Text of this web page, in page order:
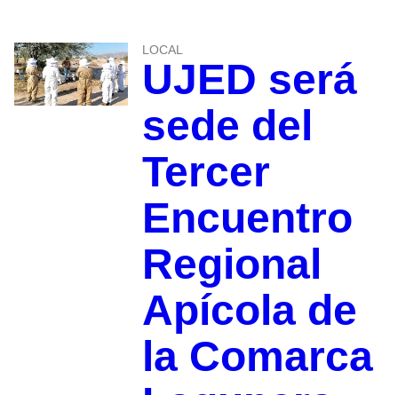
LOCAL
UJED será
sede del
Tercer
Encuentro
Regional
Apícola de
la Comarca